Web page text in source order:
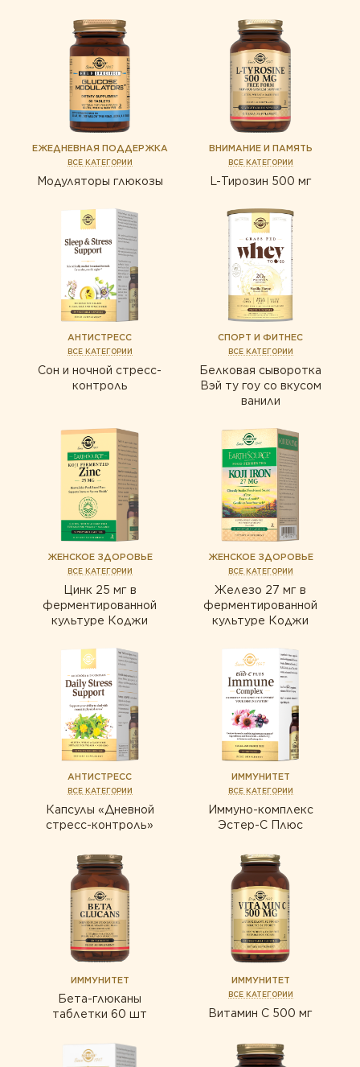
ЕЖЕДНЕВНАЯ ПОДДЕРЖКА
ВСЕ КАТЕГОРИИ
Модуляторы глюкозы
ВНИМАНИЕ И ПАМЯТЬ
ВСЕ КАТЕГОРИИ
L-Тирозин 500 мг
АНТИСТРЕСС
ВСЕ КАТЕГОРИИ
Сон и ночной стресс-
контроль
СПОРТ И ФИТНЕС
ВСЕ КАТЕГОРИИ
Белковая сыворотка
Вэй ту гоу со вкусом
ванили
ЖЕНСКОЕ ЗДОРОВЬЕ
ВСЕ КАТЕГОРИИ
Цинк 25 мг в
ферментированной
культуре Коджи
ЖЕНСКОЕ ЗДОРОВЬЕ
ВСЕ КАТЕГОРИИ
Железо 27 мг в
ферментированной
культуре Коджи
АНТИСТРЕСС
ВСЕ КАТЕГОРИИ
Капсулы «Дневной
стресс-контроль»
ИММУНИТЕТ
ВСЕ КАТЕГОРИИ
Иммуно-комплекс
Эстер-С Плюс
ИММУНИТЕТ
Бета-глюканы
таблетки 60 шт
ИММУНИТЕТ
ВСЕ КАТЕГОРИИ
Витамин С 500 мг